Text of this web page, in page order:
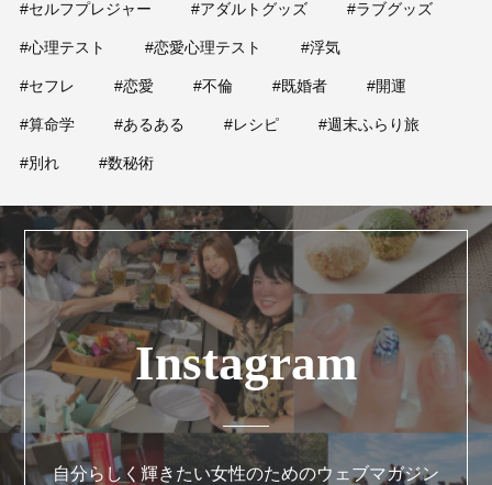
#セルフプレジャー #アダルトグッズ #ラブグッズ
#心理テスト #恋愛心理テスト #浮気
#セフレ #恋愛 #不倫 #既婚者 #開運
#算命学 #あるある #レシピ #週末ふらり旅
#別れ #数秘術
Instagram
自分らしく輝きたい女性のためのウェブマガジン